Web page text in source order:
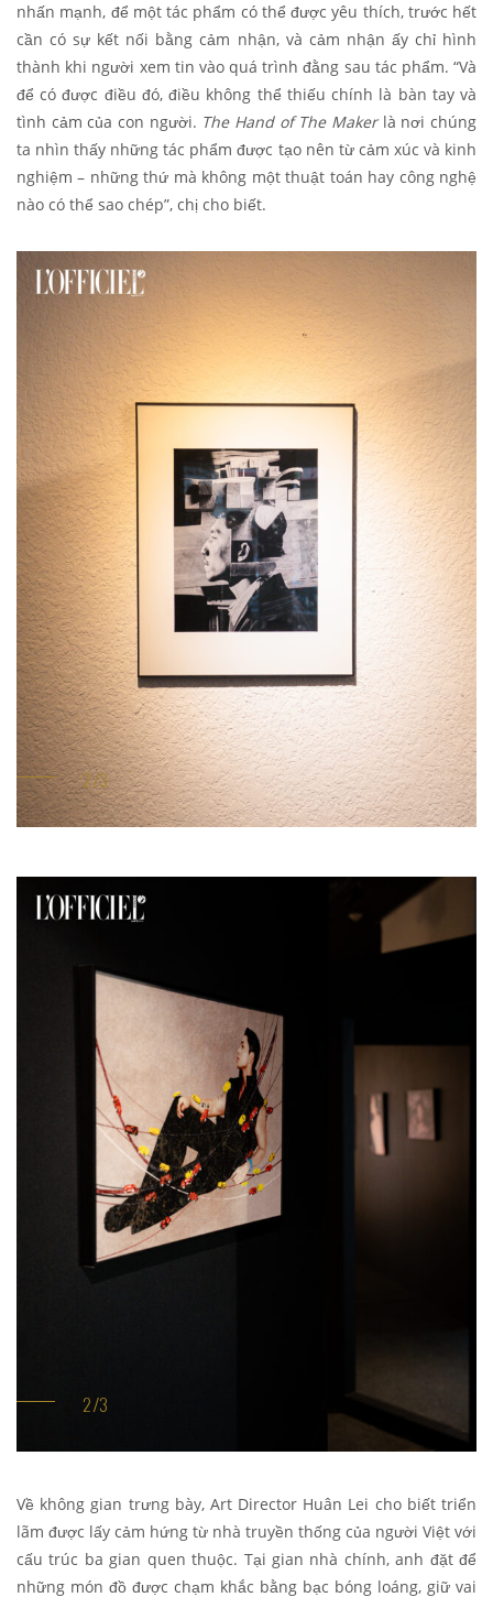
nhấn mạnh, để một tác phẩm có thể được yêu thích, trước hết
cần có sự kết nối bằng cảm nhận, và cảm nhận ấy chỉ hình
thành khi người xem tin vào quá trình đằng sau tác phẩm. “Và
để có được điều đó, điều không thể thiếu chính là bàn tay và
tình cảm của con người. The Hand of The Makerlà nơi chúng
ta nhìn thấy những tác phẩm được tạo nên từ cảm xúc và kinh
nghiệm – những thứ mà không một thuật toán hay công nghệ
nào có thể sao chép”, chị cho biết.
Về không gian trưng bày, Art Director Huân Lei cho biết triển
lãm được lấy cảm hứng từ nhà truyền thống của người Việt với
cấu trúc ba gian quen thuộc. Tại gian nhà chính, anh đặt để
những món đồ được chạm khắc bằng bạc bóng loáng, giữ vai